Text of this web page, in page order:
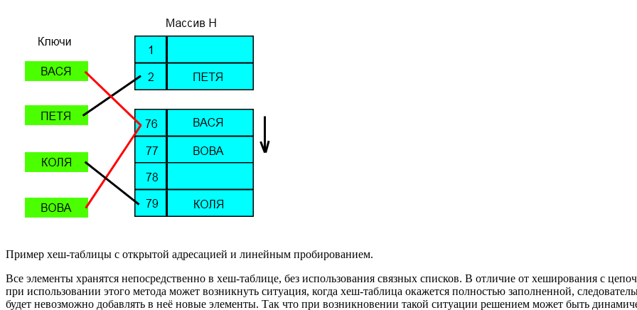
Пример хеш-таблицы с открытой адресацией и линейным пробированием.
Все элементы хранятся непосредственно в хеш-таблице, без использования связных списков. В отличие от хеширования с
при использовании этого метода может возникнуть ситуация, когда хеш-таблица окажется полностью заполненной,
будет невозможно добавлять в неё новые элементы. Так что при возникновении такой ситуации решением может быть